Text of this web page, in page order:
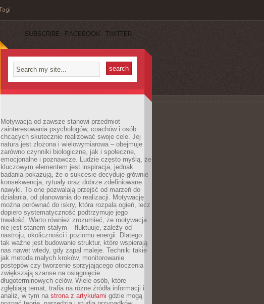
Tagi
SUBSCRIBE FACEBOOK TWITTER
Motywacja od zawsze stanowi przedmiot
zainteresowania psychologów, coachów i osób
chcących skutecznie realizować swoje cele. Jej
natura jest złożona i wielowymiarowa – obejmuje
zarówno czynniki biologiczne, jak i społeczne,
emocjonalne i poznawcze. Ludzie często myślą, że
kluczowym elementem jest inspiracja, jednak
badania pokazują, że o sukcesie decyduje głównie
konsekwencja, rytuały oraz dobrze zdefiniowane
nawyki. To one pozwalają przejść od marzeń do
działania, od planowania do realizacji. Motywację
można porównać do iskry, która rozpala ogień, lecz
dopiero systematyczność podtrzymuje jego
trwałość. Warto również zrozumieć, że motywacja
nie jest stanem stałym – fluktuuje, zależy od
nastroju, okoliczności i poziomu energii. Dlatego
tak ważne jest budowanie struktur, które wspierają
nas nawet wtedy, gdy zapał maleje. Techniki takie
jak metoda małych kroków, monitorowanie
postępów czy tworzenie sprzyjającego otoczenia
zwiększają szanse na osiągnięcie
długoterminowych celów. Wiele osób, które
zgłębiają temat, trafia na różne źródła informacji i
analiz, w tym na strona z artykułami gdzie mogą